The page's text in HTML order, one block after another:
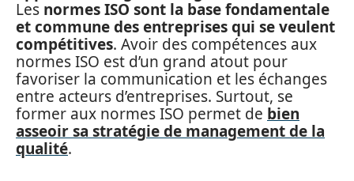
Les normes ISO sont la base fondamentale
et commune des entreprises qui se veulent
compétitives. Avoir des compétences aux
normes ISO est d’un grand atout pour
favoriser la communication et les échanges
entre acteurs d’entreprises. Surtout, se
former aux normes ISO permet de bien
asseoir sa stratégie de management de la
qualité.